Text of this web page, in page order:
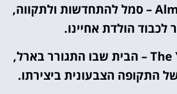
Almond Blossom – סמל להתחדשות ולתקווה,
לכבוד הולדת אחיינו.
The Yellow House – הבית שבו התגורר בארל,
התקופה הצבעונית ביצירתו.